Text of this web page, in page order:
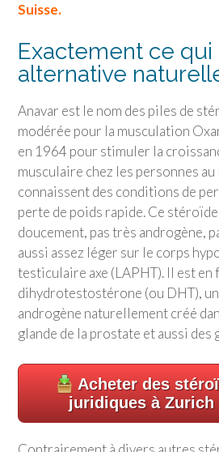
Suisse.
Exactement ce qui
alternative
Anavar est le nom des piles de
modérée pour la musculation
en 1964 pour stimuler la
musculaire chez les personnes au
connaissent des conditions de
perte de poids rapide. Ce
doucement, pas très androgène,
aussi assez léger sur le corps
testiculaire axe (LAPHT). Il est
dihydrotestostérone (ou DHT),
androgène naturellement créé
glande de la prostate et aussi des
Acheter des
juridiques à Zurich